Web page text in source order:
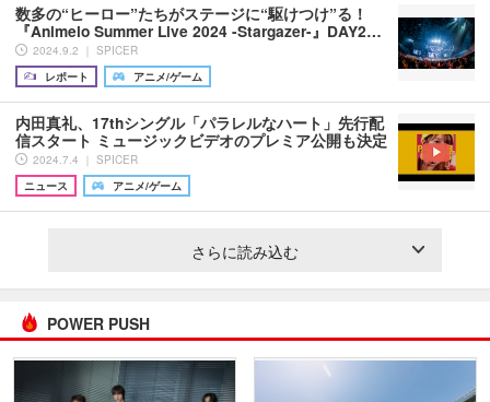
数多の“ヒーロー”たちがステージに“駆けつけ”る！
『Animelo Summer Live 2024 -Stargazer-』DAY2…
2024.9.2 ｜ SPICER
レポート
アニメ/ゲーム
内田真礼、17thシングル「パラレルなハート」先行配
信スタート ミュージックビデオのプレミア公開も決定
2024.7.4 ｜ SPICER
ニュース
アニメ/ゲーム
さらに読み込む
POWER PUSH